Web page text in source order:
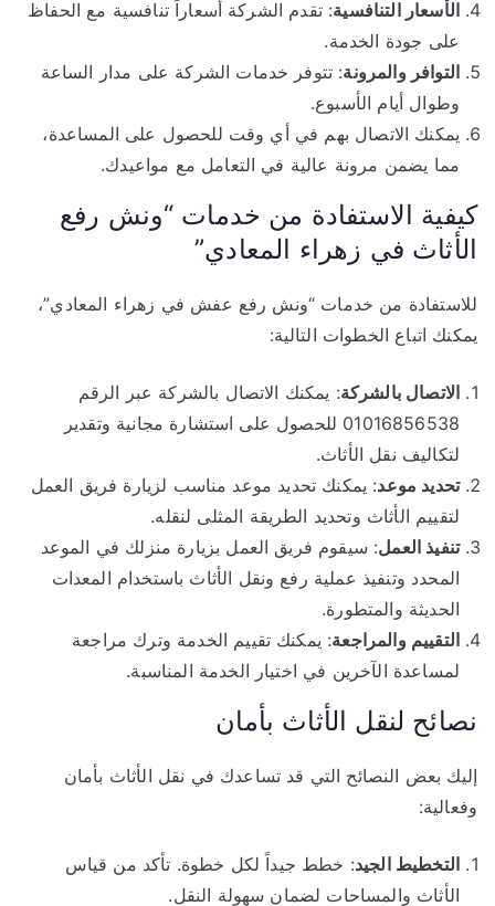
الأسعار التنافسية: تقدم الشركة أسعاراً تنافسية مع الحفاظ
على جودة الخدمة.
التوافر والمرونة: تتوفر خدمات الشركة على مدار الساعة
وطوال أيام الأسبوع.
يمكنك الاتصال بهم في أي وقت للحصول على المساعدة،
مما يضمن مرونة عالية في التعامل مع مواعيدك.
كيفية الاستفادة من خدمات “ونش رفع
الأثاث في زهراء المعادي”
للاستفادة من خدمات “ونش رفع عفش في زهراء المعادي”،
يمكنك اتباع الخطوات التالية:
الاتصال بالشركة: يمكنك الاتصال بالشركة عبر الرقم
01016856538 للحصول على استشارة مجانية وتقدير
لتكاليف نقل الأثاث.
تحديد موعد: يمكنك تحديد موعد مناسب لزيارة فريق العمل
لتقييم الأثاث وتحديد الطريقة المثلى لنقله.
تنفيذ العمل: سيقوم فريق العمل بزيارة منزلك في الموعد
المحدد وتنفيذ عملية رفع ونقل الأثاث باستخدام المعدات
الحديثة والمتطورة.
التقييم والمراجعة: يمكنك تقييم الخدمة وترك مراجعة
لمساعدة الآخرين في اختيار الخدمة المناسبة.
نصائح لنقل الأثاث بأمان
إليك بعض النصائح التي قد تساعدك في نقل الأثاث بأمان
وفعالية:
التخطيط الجيد: خطط جيداً لكل خطوة. تأكد من قياس
الأثاث والمساحات لضمان سهولة النقل.